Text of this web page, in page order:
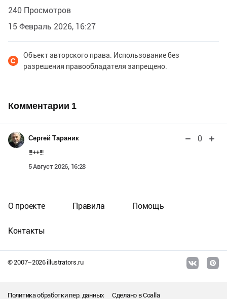
240 Просмотров
15 Февраль 2026, 16:27
Объект авторского права. Использование без
разрешения правообладателя запрещено.
Комментарии 1
Сергей Тараник 0
!!!++!!!
5 Август 2026, 16:28
© 2007–2026illustrators.ru
О проекте Правила Помощь
Контакты
Политика обработки пер. данных Сделано вCoalla